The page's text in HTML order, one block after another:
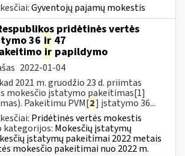
Gyventojų pajamų mokestis
pridėtinės vertės
36 ir 47
ir papildymo
2022-01-04
2021 m. gruodžio 23 d. priimtas
mokesčio įstatymo pakeitimas[1]
Pakeitimu PVM[2] įstatymo 36...
Pridėtinės vertės mokestis
kategorijos: Mokesčių įstatymų
įstatymų pakeitimai 2022 metais
mokesčio pakeitimai nuo 2022 m.